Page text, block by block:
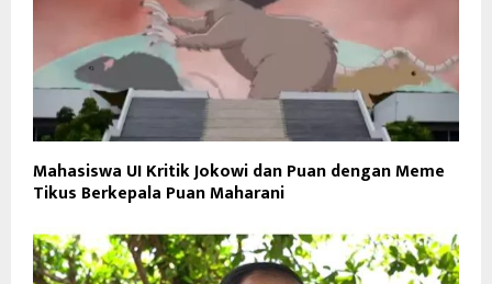
Mahasiswa UI Kritik Jokowi dan Puan dengan Meme
Tikus Berkepala Puan Maharani